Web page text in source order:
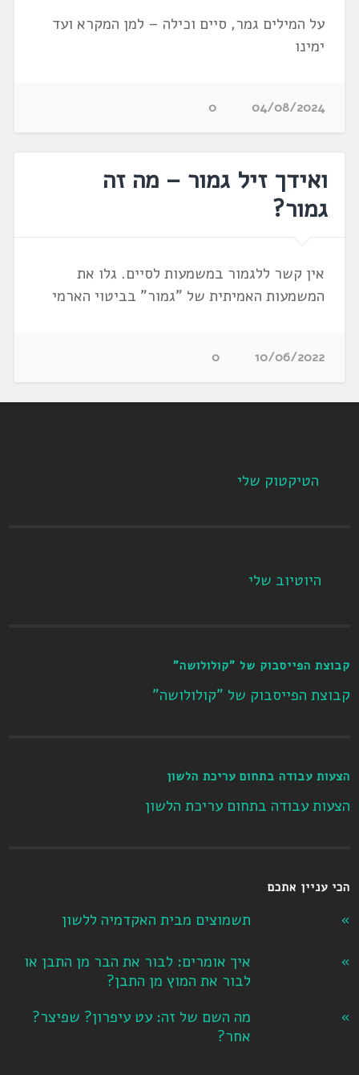
על המילים גמר, סיים וכילה – למן המקרא ועד
ימינו
04/08/2024
0
ואידך זיל גמור – מה זה
גמור?
אין קשר ללגמור במשמעות לסיים. גלו את
המשמעות האמיתית של "גמור" בביטוי הארמי
10/06/2022
0
הטיקטוק שלי
היוטיוב שלי
קבוצת הפייסבוק של "קולולושה"
קבוצת הפייסבוק של "קולולושה"
הצעות עבודה בתחום עריכת הלשון
הצעות עבודה בתחום עריכת הלשון
הכי עניין אתכם
תשמוצים מבית האקדמיה ללשון
איך אומרים: לבור את הבר מן התבן או
לבור את המוץ מן התבן?
מה השם של זה: עט עיפרון? שפיצר?
אחר?